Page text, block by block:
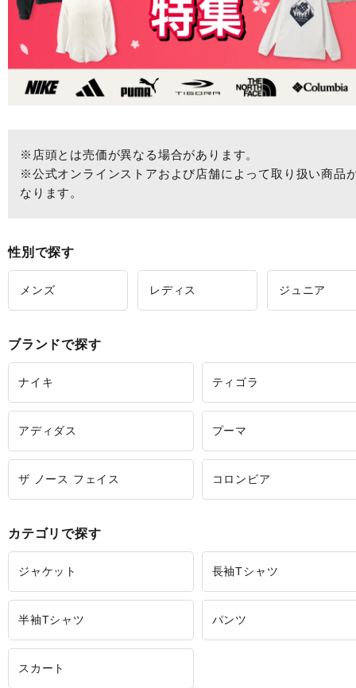
※店頭とは売価が異なる場合があります。
※公式オンラインストアおよび店舗によって取り扱い商品
なります。
性別で探す
メンズ レディス ジュニア
ブランドで探す
ナイキ ティゴラ
アディダス プーマ
ザ ノース フェイス コロンビア
カテゴリで探す
ジャケット 長袖Tシャツ
半袖Tシャツ パンツ
スカート